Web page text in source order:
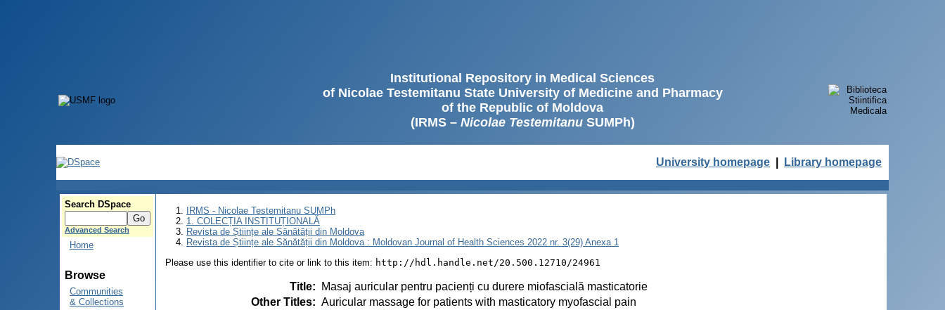
Institutional Repository in Medical Sciences
of Nicolae Testemitanu State University of Medicine and Pharmacy
of the Republic of Moldova
(IRMS – Nicolae TestemitanuSUMPh)
University homepage Library homepage
Search DSpace
Advanced Search
Home
Browse
Communities
& Collections
IRMS - Nicolae Testemitanu SUMPh
1. COLECȚIA INSTITUȚIONALĂ
Revista de Științe ale Sănătății din Moldova
Revista de Științe ale Sănătății din Moldova : Moldovan Journal of Health Sciences 2022 nr. 3(29) Anexa 1
Please use this identifier to cite or link to this item: http://hdl.handle.net/20.500.12710/24961
Title:
Masaj auricular pentru pacienți cu durere miofascială masticatorie
Other Titles: Auricular massage for patients with masticatory myofascial pain